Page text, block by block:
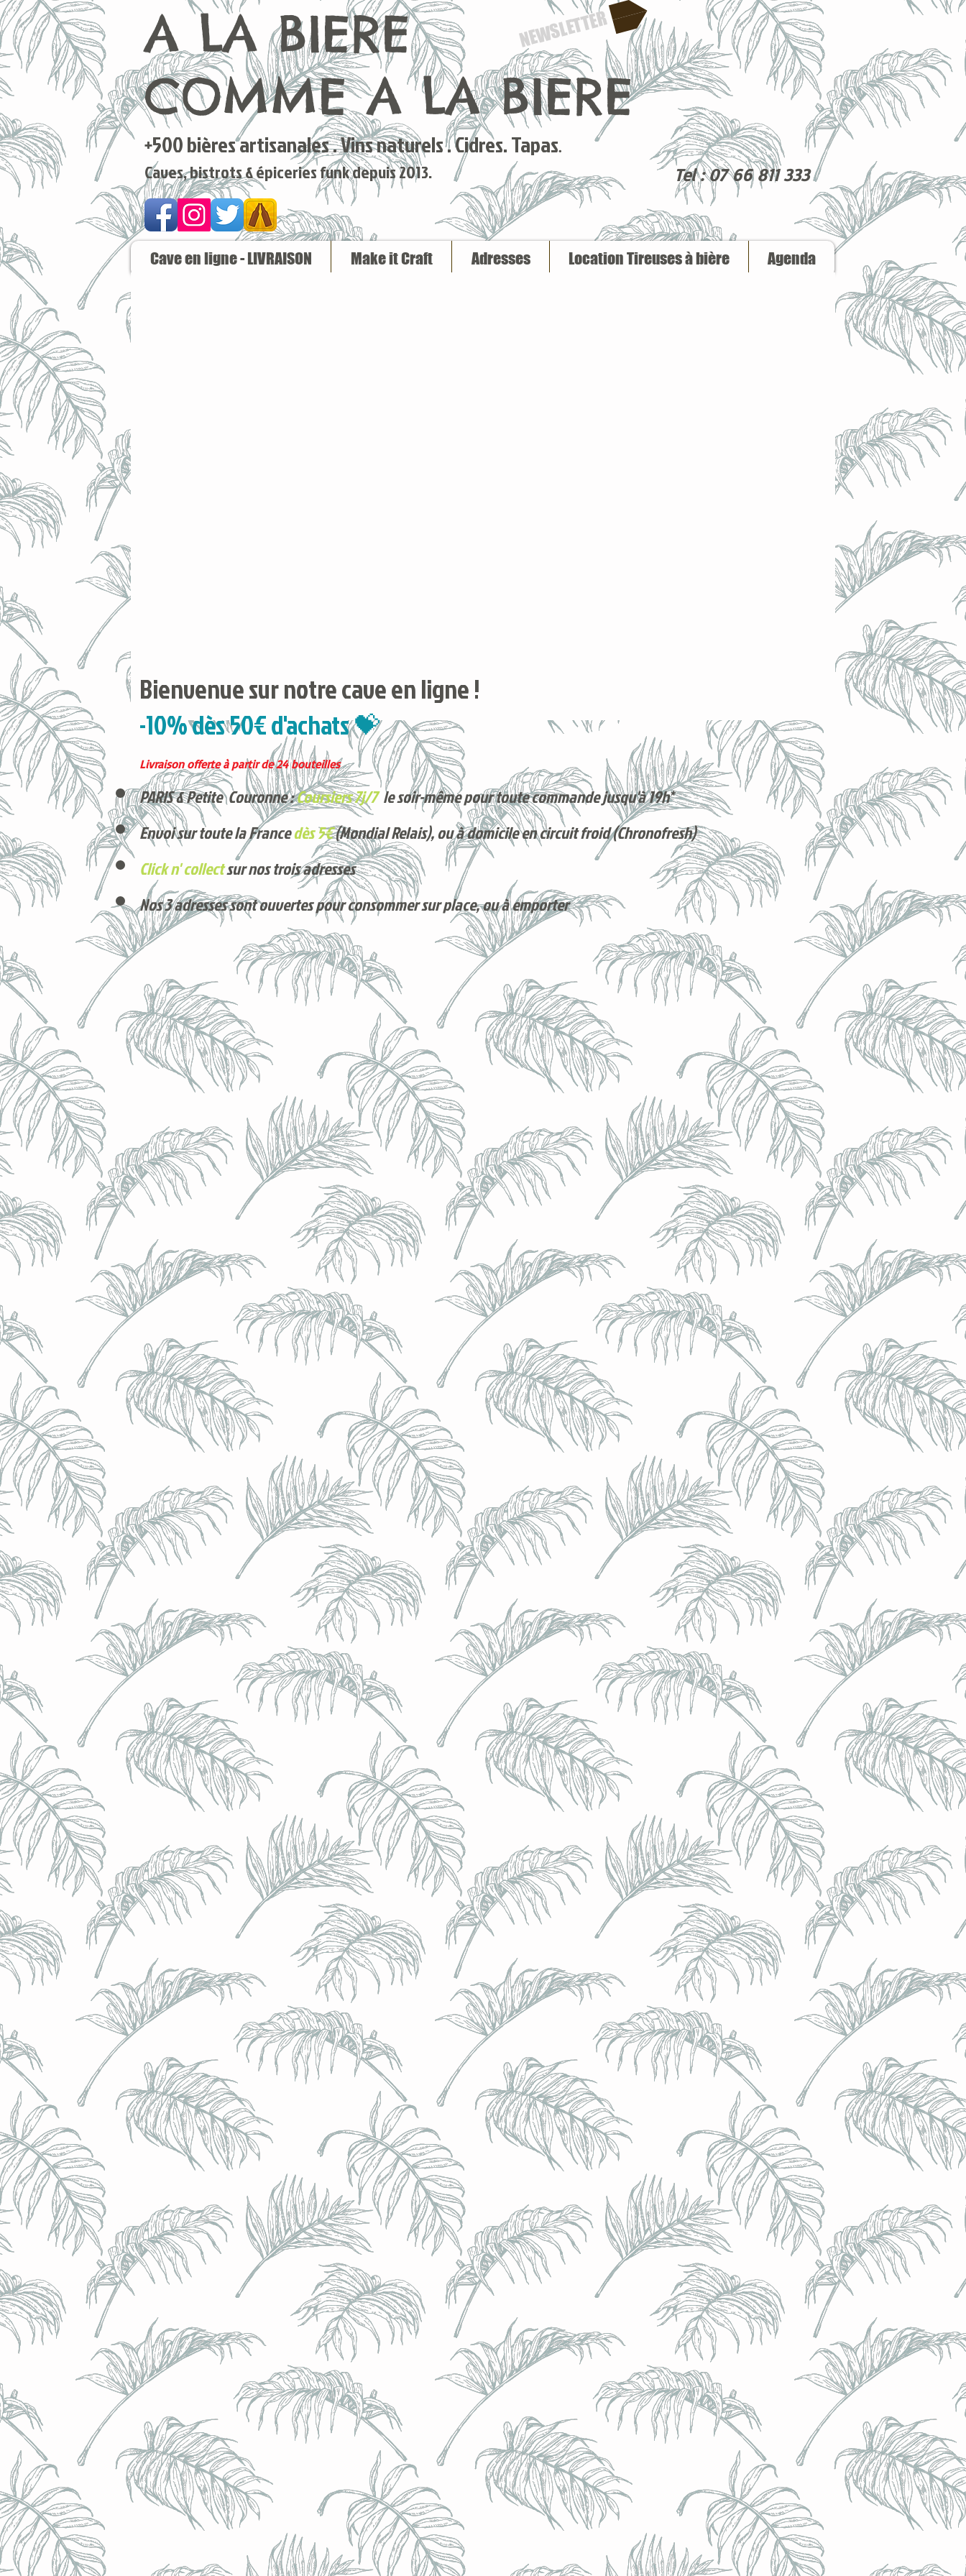
+500 bières artisanales . Vins naturels . Cidres. Tapas.
Caves, bistrots & épiceries funk depuis 2013.
A LA BIERE
COMME A LA BIERE
NEWSLETTER
Tel : 07 66 811 333
Cave en ligne - LIVRAISON Make it Craft Adresses Location Tireuses à bière Agenda
Bienvenue sur notre cave en ligne !
-10% dès 50€ d'achats 💝
Livraison offerte à partir de 24 bouteilles
PARIS & Petite Couronne :Coursiers 7j/7le soir-même pour toute commande jusqu'à 19h*
Envoi sur toute la Francedès 5€(Mondial Relais), ou à domicile en circuit froid (Chronofresh)
Click n' collectsur nos trois adresses
Nos 3 adresses sont ouvertes pour consommer sur place, ou à emporter
Voici nos derniers arrivages !
Produits phares
BRULO (UK) - King For A Day NEIPA - (Sans Alcool) - 0,5% - Canette 33cl
BRULO (UK) - King For A Day NEIPA - (Sans Alcool) - 0,5% - Canette 33cl
Achat immédiat